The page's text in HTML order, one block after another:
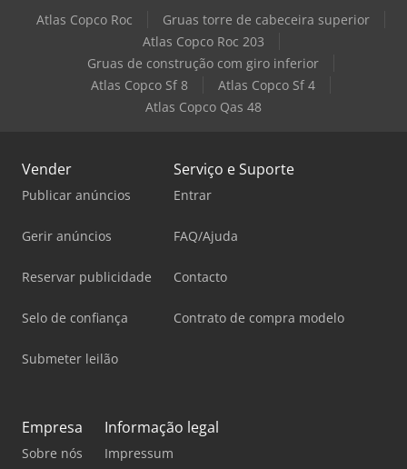
Atlas Copco Roc
Gruas torre de cabeceira superior
Atlas Copco Roc 203
Gruas de construção com giro inferior
Atlas Copco Sf 8
Atlas Copco Sf 4
Atlas Copco Qas 48
Vender
Publicar anúncios
Gerir anúncios
Reservar publicidade
Selo de confiança
Submeter leilão
Serviço e Suporte
Entrar
FAQ/Ajuda
Contacto
Contrato de compra modelo
Empresa
Sobre nós
Informação legal
Impressum